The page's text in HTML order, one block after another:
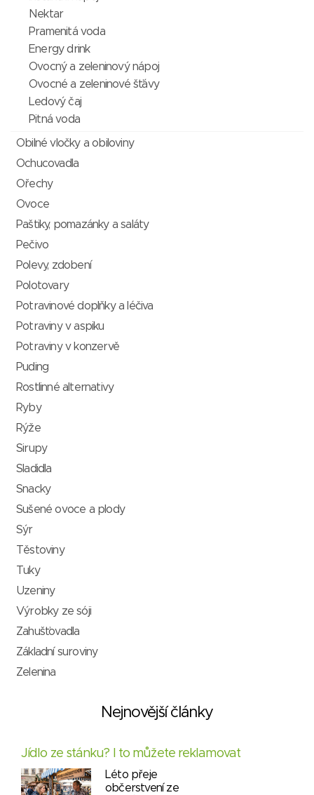
Nektar
Pramenitá voda
Energy drink
Ovocný a zeleninový nápoj
Ovocné a zeleninové šťávy
Ledový čaj
Pitná voda
Obilné vločky a obiloviny
Ochucovadla
Ořechy
Ovoce
Paštiky, pomazánky a saláty
Pečivo
Polevy, zdobení
Polotovary
Potravinové doplňky a léčiva
Potraviny v aspiku
Potraviny v konzervě
Puding
Rostlinné alternativy
Ryby
Rýže
Sirupy
Sladidla
Snacky
Sušené ovoce a plody
Sýr
Těstoviny
Tuky
Uzeniny
Výrobky ze sóji
Zahušťovadla
Základní suroviny
Zelenina
Nejnovější články
Jídlo ze stánku? I to můžete reklamovat
Léto přeje
občerstvení ze